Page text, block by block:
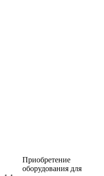
Приобретение
оборудования для